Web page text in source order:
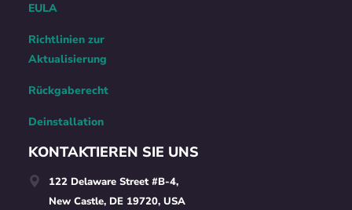
EULA
Richtlinien zur
Aktualisierung
Rückgaberecht
Deinstallation
KONTAKTIEREN SIE UNS
122 Delaware Street #B-4,
New Castle, DE 19720, USA